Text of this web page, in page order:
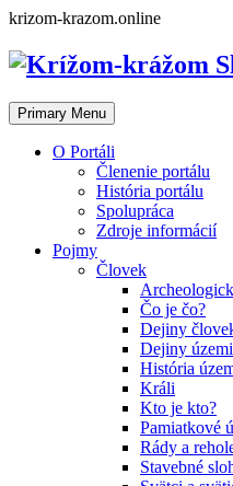
Skip
content
krizom-krazom.online
Primary Menu
O Portáli
Členenie portálu
História portálu
Spolupráca
Zdroje informácií
Pojmy
Človek
Čo je čo?
Dejiny
Dejiny
História
Králi
Kto je kto?
Pamiatkové
Rády a
Stavebné